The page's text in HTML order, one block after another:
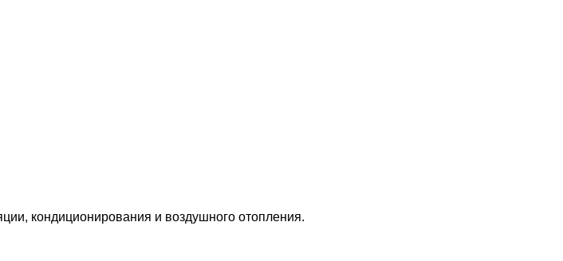
кондиционирования и воздушного отопления.